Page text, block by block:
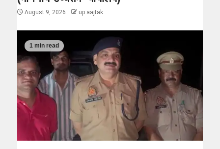
August 9, 2026 up aajtak
1 min read